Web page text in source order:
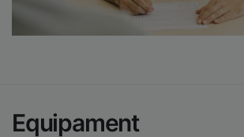
Equipament